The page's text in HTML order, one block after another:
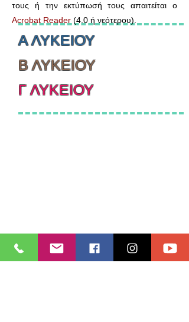
Α ΛΥΚΕΙΟΥ
Β ΛΥΚΕΙΟΥ
Γ ΛΥΚΕΙΟΥ
τους ή την εκτύπωσή τους απαιτείται ο
Acrobat Reader (4.0 ή νεότερου).